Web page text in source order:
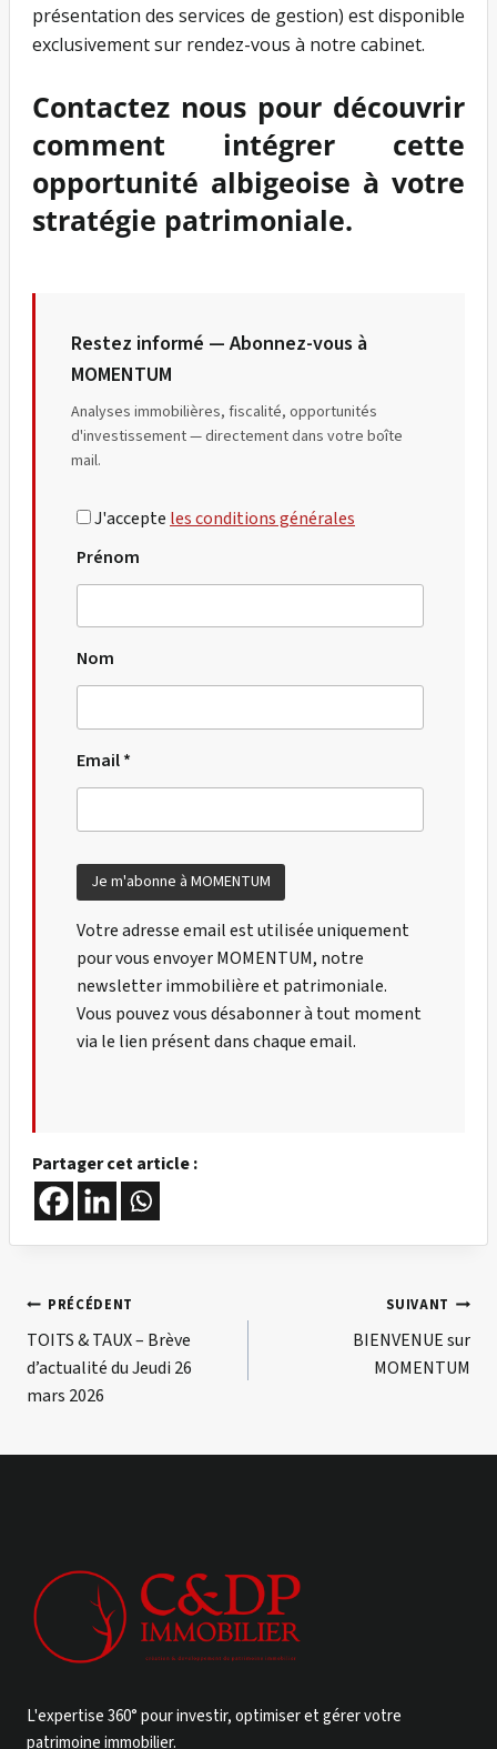
présentation des services de gestion) est disponible
exclusivement sur rendez-vous à notre cabinet.
Contactez nous pour découvrir
comment intégrer cette
opportunité albigeoise à votre
stratégie patrimoniale.
Restez informé — Abonnez-vous à
MOMENTUM
Analyses immobilières, fiscalité, opportunités
d'investissement — directement dans votre boîte
mail.
J'accepte les conditions générales
Prénom
Nom
Email *
Votre adresse email est utilisée uniquement
pour vous envoyer MOMENTUM, notre
newsletter immobilière et patrimoniale.
Vous pouvez vous désabonner à tout moment
via le lien présent dans chaque email.
Partager cet article :
Navigation
de
l’article
PRÉCÉDENT
TOITS & TAUX – Brève
d’actualité du Jeudi 26
mars 2026
SUIVANT
BIENVENUE sur
MOMENTUM
L'expertise 360° pour investir, optimiser et gérer votre
patrimoine immobilier.